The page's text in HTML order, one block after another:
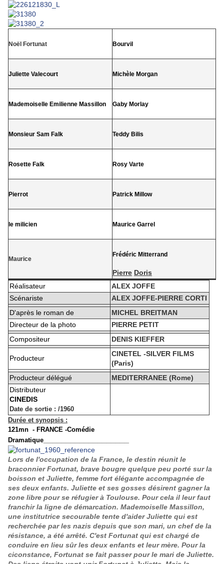
Noël Fortunat Bourvil
Juliette Valecourt Michèle Morgan
Mademoiselle Emilienne Massillon Gaby Morlay
Monsieur Sam Falk Teddy Bilis
Rosette Falk Rosy Varte
Pierrot Patrick Millow
le milicien Maurice Garrel
Maurice
Frédéric Mitterrand
Pierre Doris
Réalisateur
ALEX JOFFE
Scénariste
ALEX JOFFE-PIERRE CORTI
D'après le roman de
MICHEL BREITMAN
Directeur de la photo
PIERRE PETIT
Compositeur
DENIS KIEFFER
Producteur
CINETEL -SILVER FILMS
(Paris)
Producteur délégué
MEDITERRANEE (Rome)
Distributeur
CINEDIS
Date de sortie : /1960
Durée et synopsis :
121mn - FRANCE -Comédie
Dramatique
Lors de l'occupation de la France, le destin réunit le
braconnier Fortunat, brave bougre quelque peu porté sur la
boisson et Juliette, femme fort élégante accompagnée de
ses deux enfants. Juliette et ses gosses désirent gagner la
zone libre pour se réfugier à Toulouse. Pour cela il leur faut
franchir la ligne de démarcation. Mademoiselle Massillon,
une institutrice secourable tente d'aider Juliette qui est
recherchée par les nazis depuis que son mari, un chef de la
résistance, a été arrêté. C'est Fortunat qui est chargé de
conduire en lieu sûr les deux enfants et leur mère. Pour la
ciconstance, Fortunat se fait passer pour le mari de Juliette.